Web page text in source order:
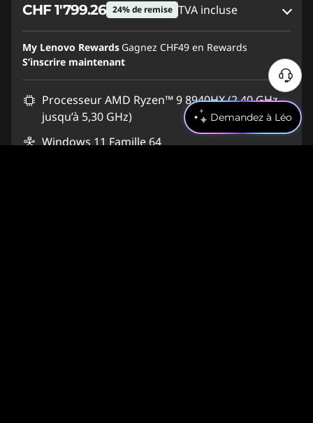
Demandez à Léo
CHF 1'799.26 24% de remise TVA incluse
Bons de réduction en ligne :-CHF 599.75
Code de réduction :
My Lenovo Rewards Gagnez CHF49 en Rewards
S’inscrire maintenant
Processeur AMD Ryzen™ 9 8940HX (2,40 GHz
jusqu’à 5,30 GHz)
Windows 11 Famille 64